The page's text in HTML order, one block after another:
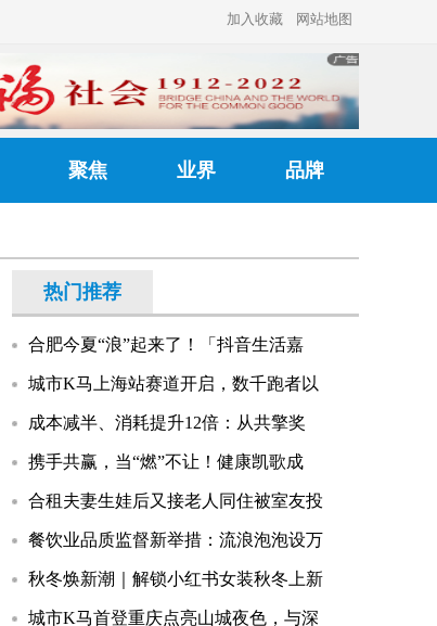
加入收藏 网站地图
聚焦 业界 品牌
热门推荐
合肥今夏“浪”起来了！「抖音生活嘉
城市K马上海站赛道开启，数千跑者以
成本减半、消耗提升12倍：从共擎奖
携手共赢，当“燃”不让！健康凯歌成
合租夫妻生娃后又接老人同住被室友投
餐饮业品质监督新举措：流浪泡泡设万
秋冬焕新潮｜解锁小红书女装秋冬上新
城市K马首登重庆点亮山城夜色，与深